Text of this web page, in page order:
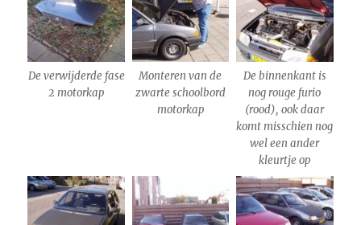
De verwijderde fase
2 motorkap
Monteren van de
zwarte schoolbord
motorkap
De binnenkant is
nog rouge furio
(rood), ook daar
komt misschien nog
wel een ander
kleurtje op